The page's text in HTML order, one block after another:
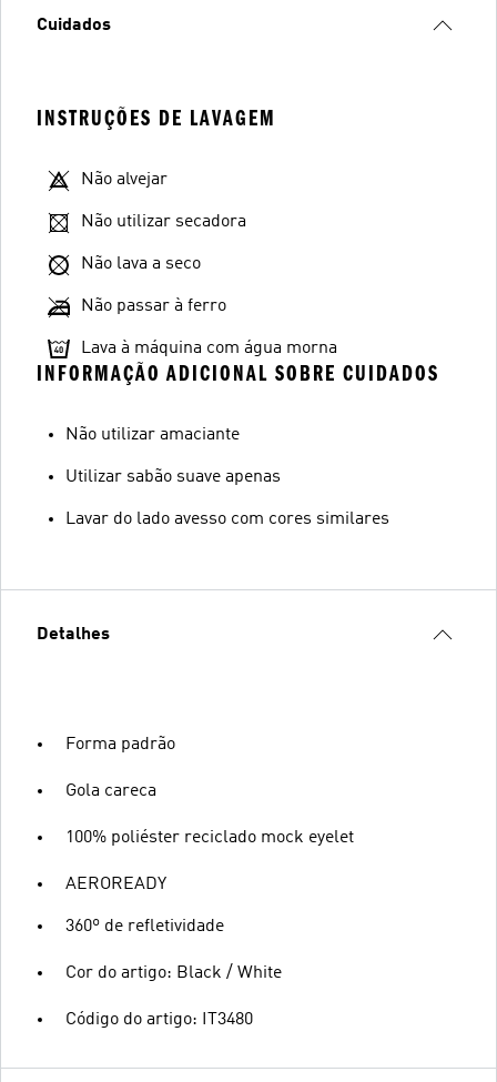
Cuidados
INSTRUÇÕES DE LAVAGEM
Não alvejar
Não utilizar secadora
Não lava a seco
Não passar à ferro
Lava à máquina com água morna
INFORMAÇÃO ADICIONAL SOBRE CUIDADOS
Não utilizar amaciante
Utilizar sabão suave apenas
Lavar do lado avesso com cores similares
Detalhes
Forma padrão
Gola careca
100% poliéster reciclado mock eyelet
AEROREADY
360º de refletividade
Cor do artigo: Black / White
Código do artigo: IT3480